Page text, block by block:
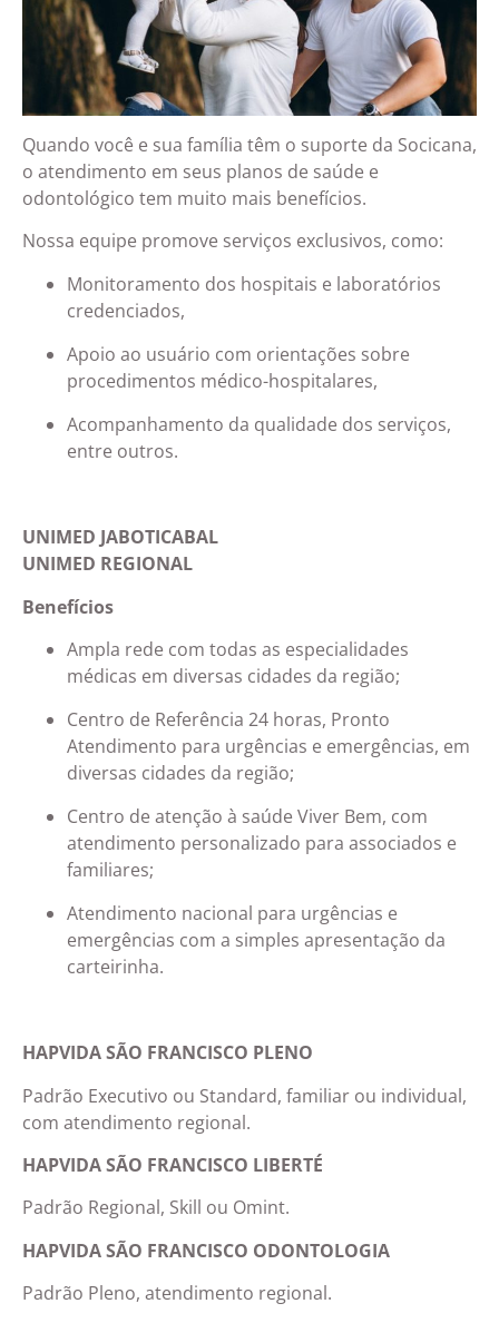
Quando você e sua família têm o suporte da Socicana,
o atendimento em seus planos de saúde e
odontológico tem muito mais benefícios.
Nossa equipe promove serviços exclusivos, como:
Monitoramento dos hospitais e laboratórios
credenciados,
Apoio ao usuário com orientações sobre
procedimentos médico-hospitalares,
Acompanhamento da qualidade dos serviços,
entre outros.
UNIMED JABOTICABAL
UNIMED REGIONAL
Benefícios
Ampla rede com todas as especialidades
médicas em diversas cidades da região;
Centro de Referência 24 horas, Pronto
Atendimento para urgências e emergências, em
diversas cidades da região;
Centro de atenção à saúde Viver Bem, com
atendimento personalizado para associados e
familiares;
Atendimento nacional para urgências e
emergências com a simples apresentação da
carteirinha.
HAPVIDA SÃO FRANCISCO PLENO
Padrão Executivo ou Standard, familiar ou individual,
com atendimento regional.
HAPVIDA SÃO FRANCISCO LIBERTÉ
Padrão Regional, Skill ou Omint.
HAPVIDA SÃO FRANCISCO ODONTOLOGIA
Padrão Pleno, atendimento regional.